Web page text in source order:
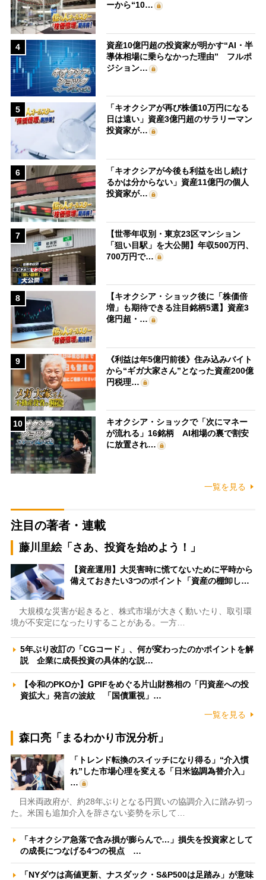
ーから“10…
4
資産10億円超の投資家が明かす“AI・半
導体相場に乗らなかった理由” フルポ
ジション…
5
「キオクシアが再び株価10万円になる
日は遠い」資産3億円超のサラリーマン
投資家が…
6
「キオクシアが今後も利益を出し続け
るかは分からない」資産11億円の個人
投資家が…
7
【世帯年収別・東京23区マンション
「狙い目駅」を大公開】年収500万円、
700万円で…
8
【キオクシア・ショック後に「株価倍
増」も期待できる注目銘柄5選】資産3
億円超・…
9
《利益は年5億円前後》住み込みバイト
から“ギガ大家さん”となった資産200億
円税理…
10
キオクシア・ショックで「次にマネー
が流れる」16銘柄 AI相場の裏で割安
に放置され…
一覧を見る
注目の著者・連載
藤川里絵「さあ、投資を始めよう！」
【資産運用】大災害時に慌てないために平時から
備えておきたい3つのポイント「資産の棚卸し…
大規模な災害が起きると、株式市場が大きく動いたり、取引環
境が不安定になったりすることがある。一方…
5年ぶり改訂の「CGコード」、何が変わったのかポイントを解
説 企業に成長投資の具体的な説…
【令和のPKOか】GPIFをめぐる片山財務相の「円資産への投
資拡大」発言の波紋 「国債重視」…
一覧を見る
森口亮「まるわかり市況分析」
「トレンド転換のスイッチになり得る」“介入慣
れ”した市場心理を変える「日米協調為替介入」
…
日米両政府が、約28年ぶりとなる円買いの協調介入に踏み切っ
た。米国も追加介入を辞さない姿勢を示して…
「キオクシア急落で含み損が膨らんで…」損失を投資家として
の成長につなげる4つの視点 …
「NYダウは高値更新、ナスダック・S&P500は足踏み」が意味